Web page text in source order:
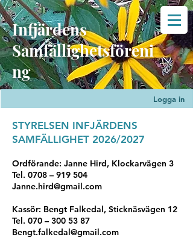
Infjärdens
Samfällighetsföreni
ng
Logga in
STYRELSEN INFJÄRDENS
SAMFÄLLIGHET 2026/2027
Ordförande: Janne Hird, Klockarvägen 3
Tel. 0708 – 919 504
Janne.hird@gmail.com
Kassör: Bengt Falkedal, Sticknäsvägen 12
Tel. 070 – 300 53 87
Bengt.falkedal@gmail.com